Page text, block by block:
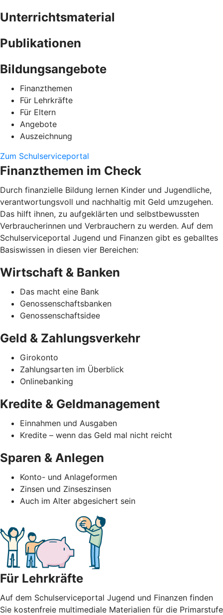
Unterrichtsmaterial
Publikationen
Bildungsangebote
Finanzthemen
Für Lehrkräfte
Für Eltern
Angebote
Auszeichnung
Zum Schulserviceportal
Finanzthemen im Check
Durch finanzielle Bildung lernen Kinder und Jugendliche,
verantwortungsvoll und nachhaltig mit Geld umzugehen.
Das hilft ihnen, zu aufgeklärten und selbstbewussten
Verbraucherinnen und Verbrauchern zu werden. Auf dem
Schulserviceportal Jugend und Finanzen gibt es geballtes
Basiswissen in diesen vier Bereichen:
Wirtschaft & Banken
Das macht eine Bank
Genossenschaftsbanken
Genossenschaftsidee
Geld & Zahlungsverkehr
Girokonto
Zahlungsarten im Überblick
Onlinebanking
Kredite & Geldmanagement
Einnahmen und Ausgaben
Kredite – wenn das Geld mal nicht reicht
Sparen & Anlegen
Konto- und Anlageformen
Zinsen und Zinseszinsen
Auch im Alter abgesichert sein
Für Lehrkräfte
Auf dem Schulserviceportal Jugend und Finanzen finden
Sie kostenfreie multimediale Materialien für die Primarstufe